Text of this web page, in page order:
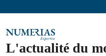
L'actualité du